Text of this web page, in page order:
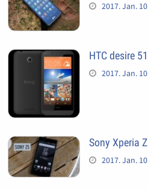
2017. Jan.
HTC desire
2017. Jan.
Sony Xperia
2017. Jan.